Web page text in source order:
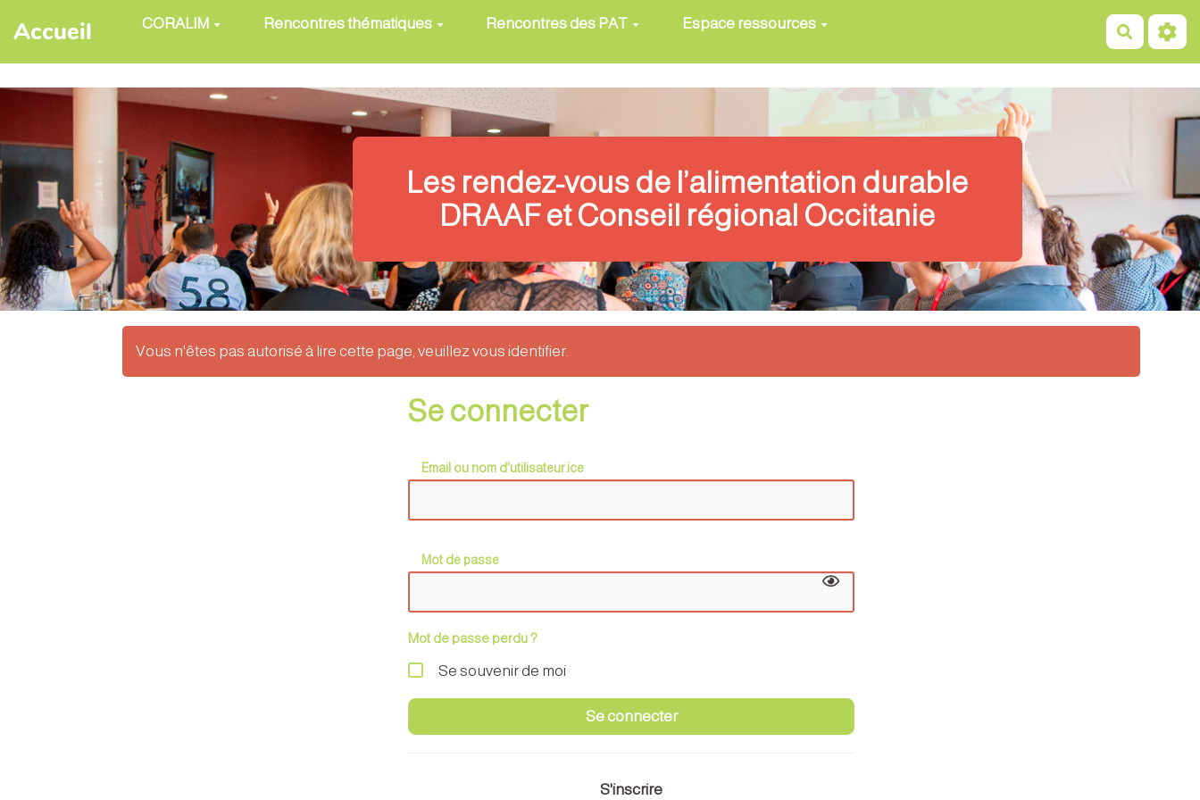
Aller au contenu principal
Accueil CORALIM Rencontres thématiques Rencontres des PAT Espace ressources
Les rendez-vous de l’alimentation durable
DRAAF et Conseil régional Occitanie
Vous n'êtes pas autorisé à lire cette page, veuillez vous identifier.
Se connecter
Email ou nom d'utilisateur.ice
Mot de passe
Mot de passe perdu ?
Se souvenir de moi
Se connecter
S'inscrire